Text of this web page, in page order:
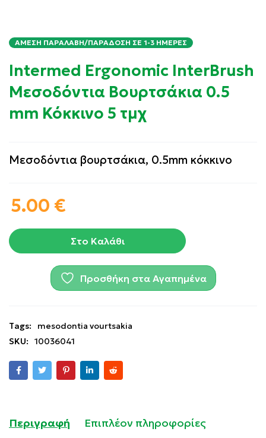
ΆΜΕΣΗ ΠΑΡΑΛΑΒΉ/ΠΑΡΆΔΟΣΗ ΣΕ 1-3 ΗΜΈΡΕΣ
Intermed Ergonomic InterBrush
Μεσοδόντια Βουρτσάκια 0.5
mm Κόκκινο 5 τμχ
Μεσοδόντια βουρτσάκια, 0.5mm κόκκινο
5.00 €
Στο Καλάθι
Προσθήκη στα Αγαπημένα
Tags:
mesodontia vourtsakia
SKU:
10036041
Περιγραφή
Επιπλέον πληροφορίες